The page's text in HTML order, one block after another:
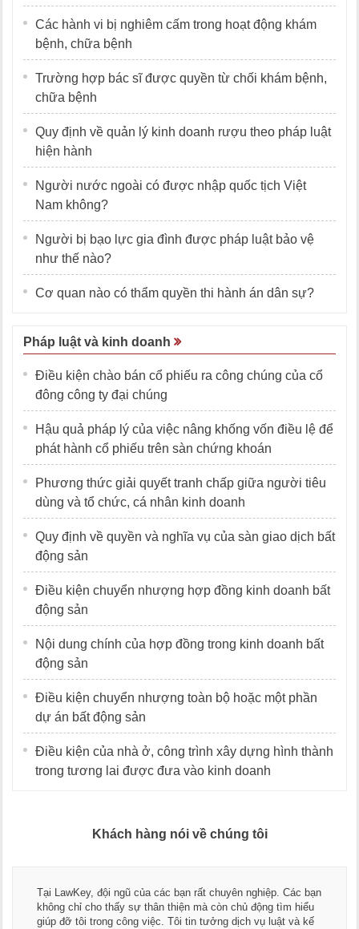
Các hành vi bị nghiêm cấm trong hoạt động khám
bệnh, chữa bệnh
Trường hợp bác sĩ được quyền từ chối khám bệnh,
chữa bệnh
Quy định về quản lý kinh doanh rượu theo pháp luật
hiện hành
Người nước ngoài có được nhập quốc tịch Việt
Nam không?
Người bị bạo lực gia đình được pháp luật bảo vệ
như thế nào?
Cơ quan nào có thẩm quyền thi hành án dân sự?
Pháp luật và kinh doanh
Điều kiện chào bán cổ phiếu ra công chúng của cổ
đông công ty đại chúng
Hậu quả pháp lý của việc nâng khống vốn điều lệ để
phát hành cổ phiếu trên sàn chứng khoán
Phương thức giải quyết tranh chấp giữa người tiêu
dùng và tổ chức, cá nhân kinh doanh
Quy định về quyền và nghĩa vụ của sàn giao dịch bất
động sản
Điều kiện chuyển nhượng hợp đồng kinh doanh bất
động sản
Nội dung chính của hợp đồng trong kinh doanh bất
động sản
Điều kiện chuyển nhượng toàn bộ hoặc một phần
dự án bất động sản
Điều kiện của nhà ở, công trình xây dựng hình thành
trong tương lai được đưa vào kinh doanh
Khách hàng nói về chúng tôi
Tại LawKey, đội ngũ của các bạn rất chuyên nghiệp. Các bạn
không chỉ cho thấy sự thân thiện mà còn chủ động tìm hiểu
giúp đỡ tôi trong công việc. Tôi tin tưởng dịch vụ luật và kế